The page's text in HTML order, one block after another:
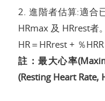
2. 進階者估算:適合
HRmax 及 HRrest者。
HR＝HRrest + ％
註：最大心率
(Resting Heart Rate,